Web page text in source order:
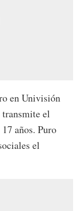
en Univisión
transmite el
años. Puro
el